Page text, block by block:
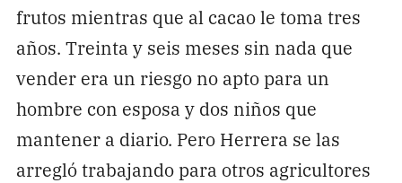
frutos mientras que al cacao le toma tres
años. Treinta y seis meses sin nada que
vender era un riesgo no apto para un
hombre con esposa y dos niños que
mantener a diario. Pero Herrera se las
arregló trabajando para otros agricultores